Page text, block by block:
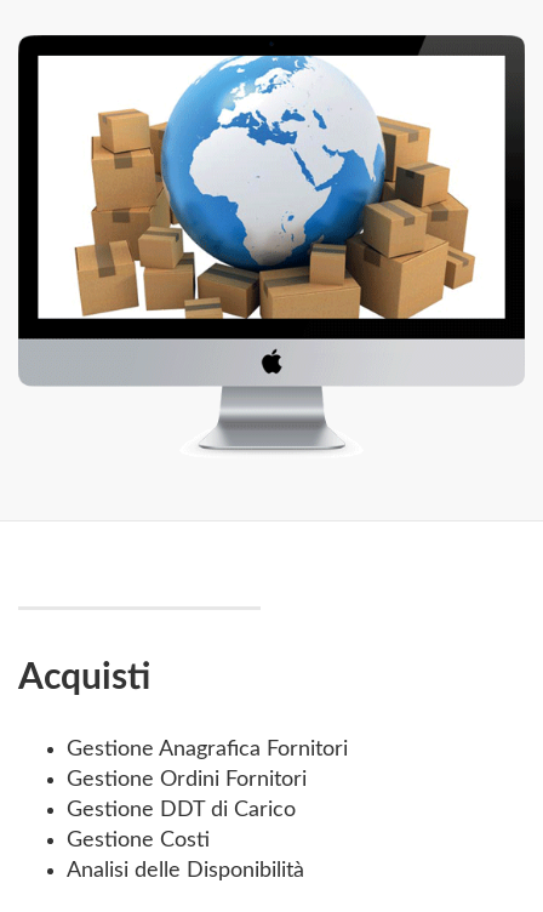
Acquisti
Gestione Anagrafica Fornitori
Gestione Ordini Fornitori
Gestione DDT di Carico
Gestione Costi
Analisi delle Disponibilità